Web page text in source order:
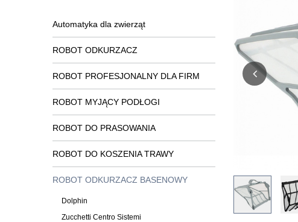
Automatyka dla zwierząt
ROBOT ODKURZACZ
ROBOT PROFESJONALNY DLA FIRM
ROBOT MYJĄCY PODŁOGI
ROBOT DO PRASOWANIA
ROBOT DO KOSZENIA TRAWY
ROBOT ODKURZACZ BASENOWY
Dolphin
Zucchetti Centro Sistemi